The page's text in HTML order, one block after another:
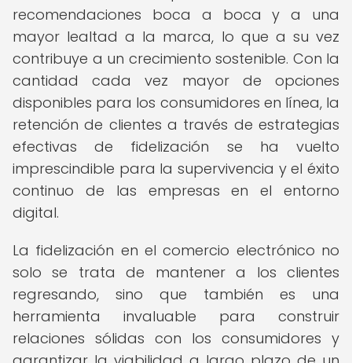
recomendaciones boca a boca y a una
mayor lealtad a la marca, lo que a su vez
contribuye a un crecimiento sostenible. Con la
cantidad cada vez mayor de opciones
disponibles para los consumidores en línea, la
retención de clientes a través de estrategias
efectivas de fidelización se ha vuelto
imprescindible para la supervivencia y el éxito
continuo de las empresas en el entorno
digital.
La fidelización en el comercio electrónico no
solo se trata de mantener a los clientes
regresando, sino que también es una
herramienta invaluable para construir
relaciones sólidas con los consumidores y